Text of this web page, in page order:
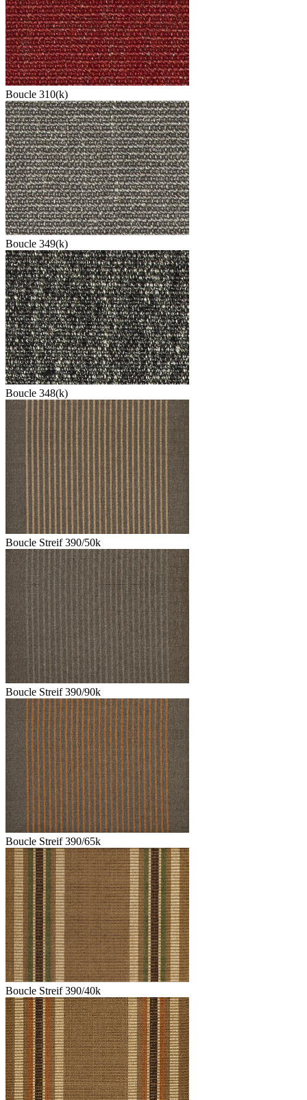
Boucle 310(k)
Boucle 349(k)
Boucle 348(k)
Boucle Streif 390/50k
Boucle Streif 390/90k
Boucle Streif 390/65k
Boucle Streif 390/40k